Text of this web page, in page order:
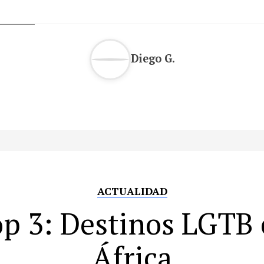
Diego G.
ACTUALIDAD
3: Destinos LGTB